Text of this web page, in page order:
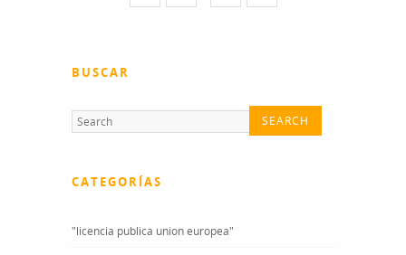
BUSCAR
CATEGORÍAS
"licencia publica union europea"